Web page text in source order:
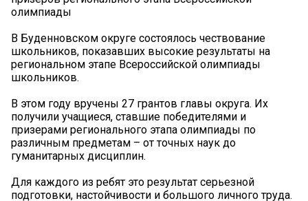
олимпиады
В Буденновском округе состоялось чествование
школьников, показавших высокие результаты на
региональном этапе Всероссийской олимпиады
школьников.
В этом году вручены 27 грантов главы округа. Их
получили учащиеся, ставшие победителями и
призерами регионального этапа олимпиады по
различным предметам – от точных наук до
гуманитарных дисциплин.
Для каждого из ребят это результат серьезной
подготовки, настойчивости и большого личного труда.